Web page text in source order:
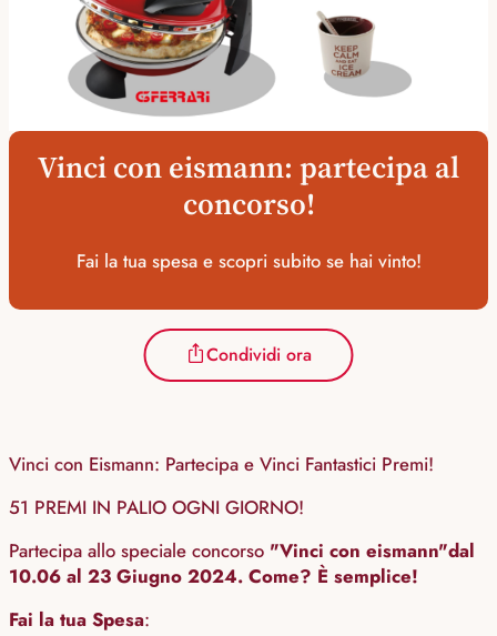
Vinci con eismann: partecipa al
concorso!
Fai la tua spesa e scopri subito se hai vinto!
Condividi ora
Vinci con Eismann: Partecipa e Vinci Fantastici Premi!
51 PREMI IN PALIO OGNI GIORNO!
Partecipa allo speciale concorso "Vinci con eismann"dal
10.06 al 23 Giugno 2024. Come? È semplice!
Fai la tua Spesa: